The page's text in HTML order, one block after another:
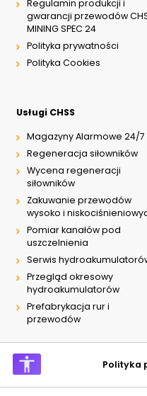
Regulamin produkcji i
gwarancji przewodów
MINING SPEC 24
Polityka prywatności
Polityka Cookies
Usługi CHSS
Magazyny Alarmowe 24/7
Regeneracja siłowników
Wycena regeneracji
siłowników
Zakuwanie przewodów
wysoko i
Pomiar kanałów pod
uszczelnienia
Serwis
Przegląd okresowy
hydroakumulatorów
Prefabrykacja rur i
przewodów
Polityka